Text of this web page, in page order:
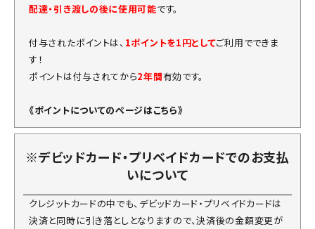
配達・引き渡しの後に使用可能です。
付与されたポイントは、 1ポイントを1円としてご利用でできま
す！
ポイントは付与されてから2年間有効です。
《ポイントについてのページはこちら》
※デビッドカード・プリベイドカードでのお支払
いについて
クレジットカードの中でも、デビッドカード・プリベイドカードは
決済と同時に引き落としとなりますので、決済後の金額変更が